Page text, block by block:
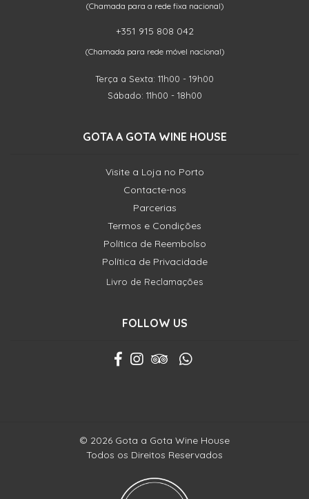
(Chamada para a rede fixa nacional)
+351 915 808 042
(Chamada para rede móvel nacional)
Terça a Sexta: 11h00 - 19h00
Sábado: 11h00 - 18h00
GOTA A GOTA WINE HOUSE
Visite a Loja no Porto
Contacte-nos
Parcerias
Termos e Condições
Política de Reembolso
Política de Privacidade
Livro de Reclamações
FOLLOW US
© 2026 Gota a Gota Wine House
Todos os Direitos Reservados